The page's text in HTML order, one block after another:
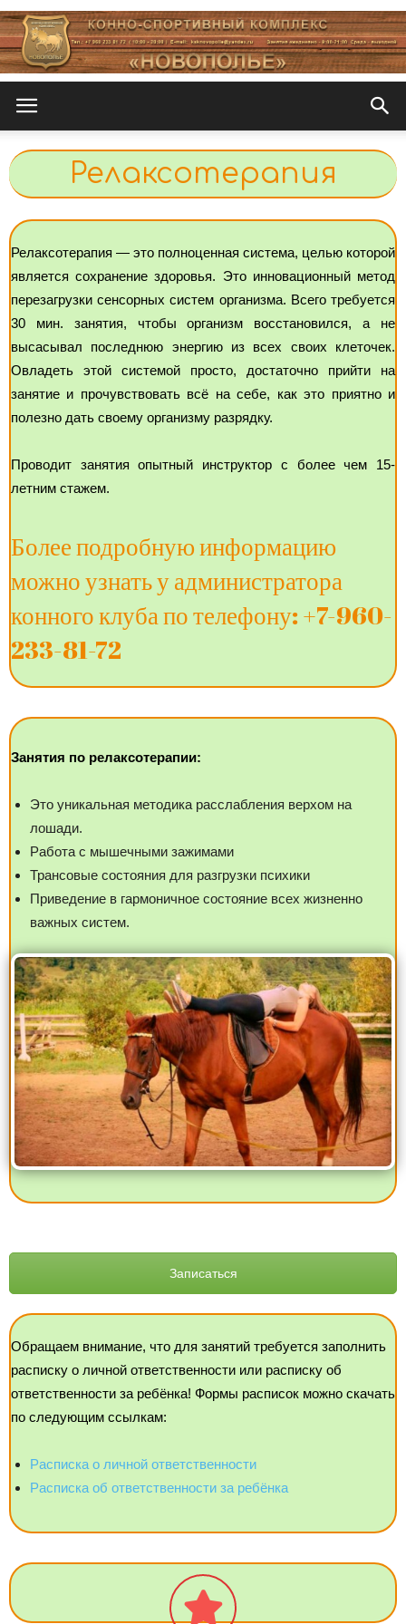
Релаксотерапия
Релаксотерапия — это полноценная система, целью которой
является сохранение здоровья. Это инновационный метод
перезагрузки сенсорных систем организма. Всего требуется
30 мин. занятия, чтобы организм восстановился, а не
высасывал последнюю энергию из всех своих клеточек.
Овладеть этой системой просто, достаточно прийти на
занятие и прочувствовать всё на себе, как это приятно и
полезно дать своему организму разрядку.
Проводит занятия опытный инструктор с более чем 15-
летним стажем.
Более подробную информацию
можно узнать у администратора
конного клуба по телефону: +7-960-
233-81-72
Занятия по релаксотерапии:
Это уникальная методика расслабления верхом на
лошади.
Работа с мышечными зажимами
Трансовые состояния для разгрузки психики
Приведение в гармоничное состояние всех жизненно
важных систем.
Записаться
Обращаем внимание, что для занятий требуется заполнить
расписку о личной ответственности или расписку об
ответственности за ребёнка! Формы расписок можно скачать
по следующим ссылкам:
Расписка о личной ответственности
Расписка об ответственности за ребёнка